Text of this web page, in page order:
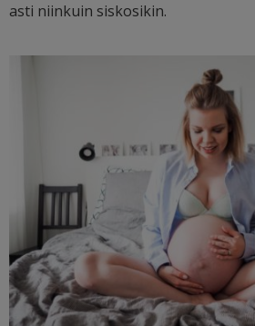
asti niinkuin siskosikin.